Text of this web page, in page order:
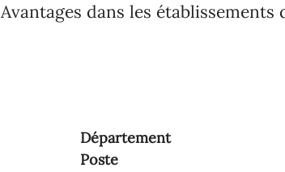
Avantages dans les
Département
Poste